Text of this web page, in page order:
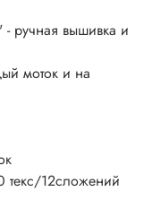
ручная вышивка и
моток и на
текс/12сложений